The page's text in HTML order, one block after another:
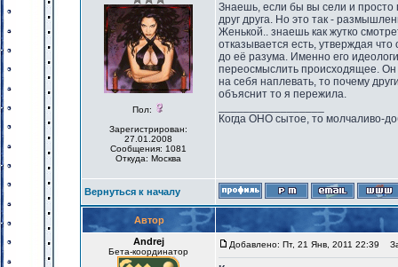
Пол:
Зарегистрирован:
27.01.2008
Сообщения: 1081
Откуда: Москва
Знаешь, если бы вы сели и просто
друг друга. Но это так -
Женькой.. знаешь как жутко
отказывается есть, утверждая
до её разума. Именно его
переосмыслить происходящее. Он
на себя наплевать, то почему
объяснит то я пережила.
Когда ОНО сытое, то молчаливо-
Вернуться к началу
Автор
Andrej
Бета-координатор
Добавлено: Пт, 21 Янв, 2011 22:39